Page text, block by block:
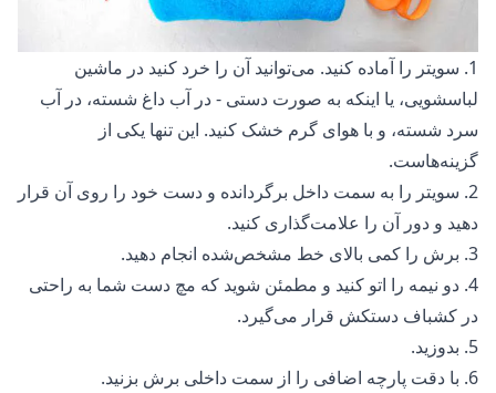
1. سویتر را آماده کنید. می‌توانید آن را خرد کنید در ماشین
لباسشویی، یا اینکه به صورت دستی - در آب داغ شسته، در آب
سرد شسته، و با هوای گرم خشک کنید. این تنها یکی از
گزینه‌هاست.
2. سویتر را به سمت داخل برگردانده و دست خود را روی آن قرار
دهید و دور آن را علامت‌گذاری کنید.
3. برش را کمی بالای خط مشخص‌شده انجام دهید.
4. دو نیمه را اتو کنید و مطمئن شوید که مچ دست شما به راحتی
در کشباف دستکش قرار می‌گیرد.
5. بدوزید.
6. با دقت پارچه اضافی را از سمت داخلی برش بزنید.